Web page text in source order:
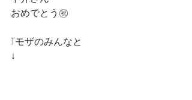
おめでとう㊗️
Tモザのみんなと
↓